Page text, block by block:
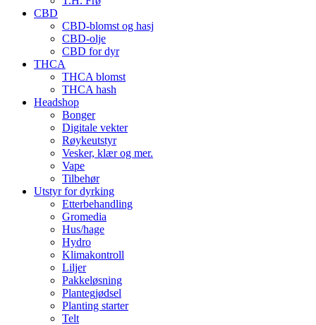
CBD
CBD-blomst og hasj
CBD-olje
CBD for dyr
THCA
THCA blomst
THCA hash
Headshop
Bonger
Digitale vekter
Røykeutstyr
Vesker, klær og mer.
Vape
Tilbehør
Utstyr for dyrking
Etterbehandling
Gromedia
Hus/hage
Hydro
Klimakontroll
Liljer
Pakkeløsning
Plantegjødsel
Planting starter
Telt